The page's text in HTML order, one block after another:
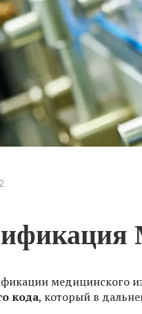
медицинского
кода, который в